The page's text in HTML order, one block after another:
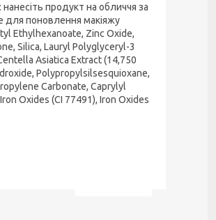
продукт на обличчя за
для поновлення макіяжу
Ethylhexanoate, Zinc Oxide,
Silica, Lauryl Polyglyceryl-3
Asiatica Extract (14,750
Polypropylsilsesquioxane,
Carbonate, Caprylyl
Oxides (CI 77491), Iron Oxides